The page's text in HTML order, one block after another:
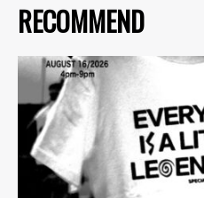
RECOMMEND